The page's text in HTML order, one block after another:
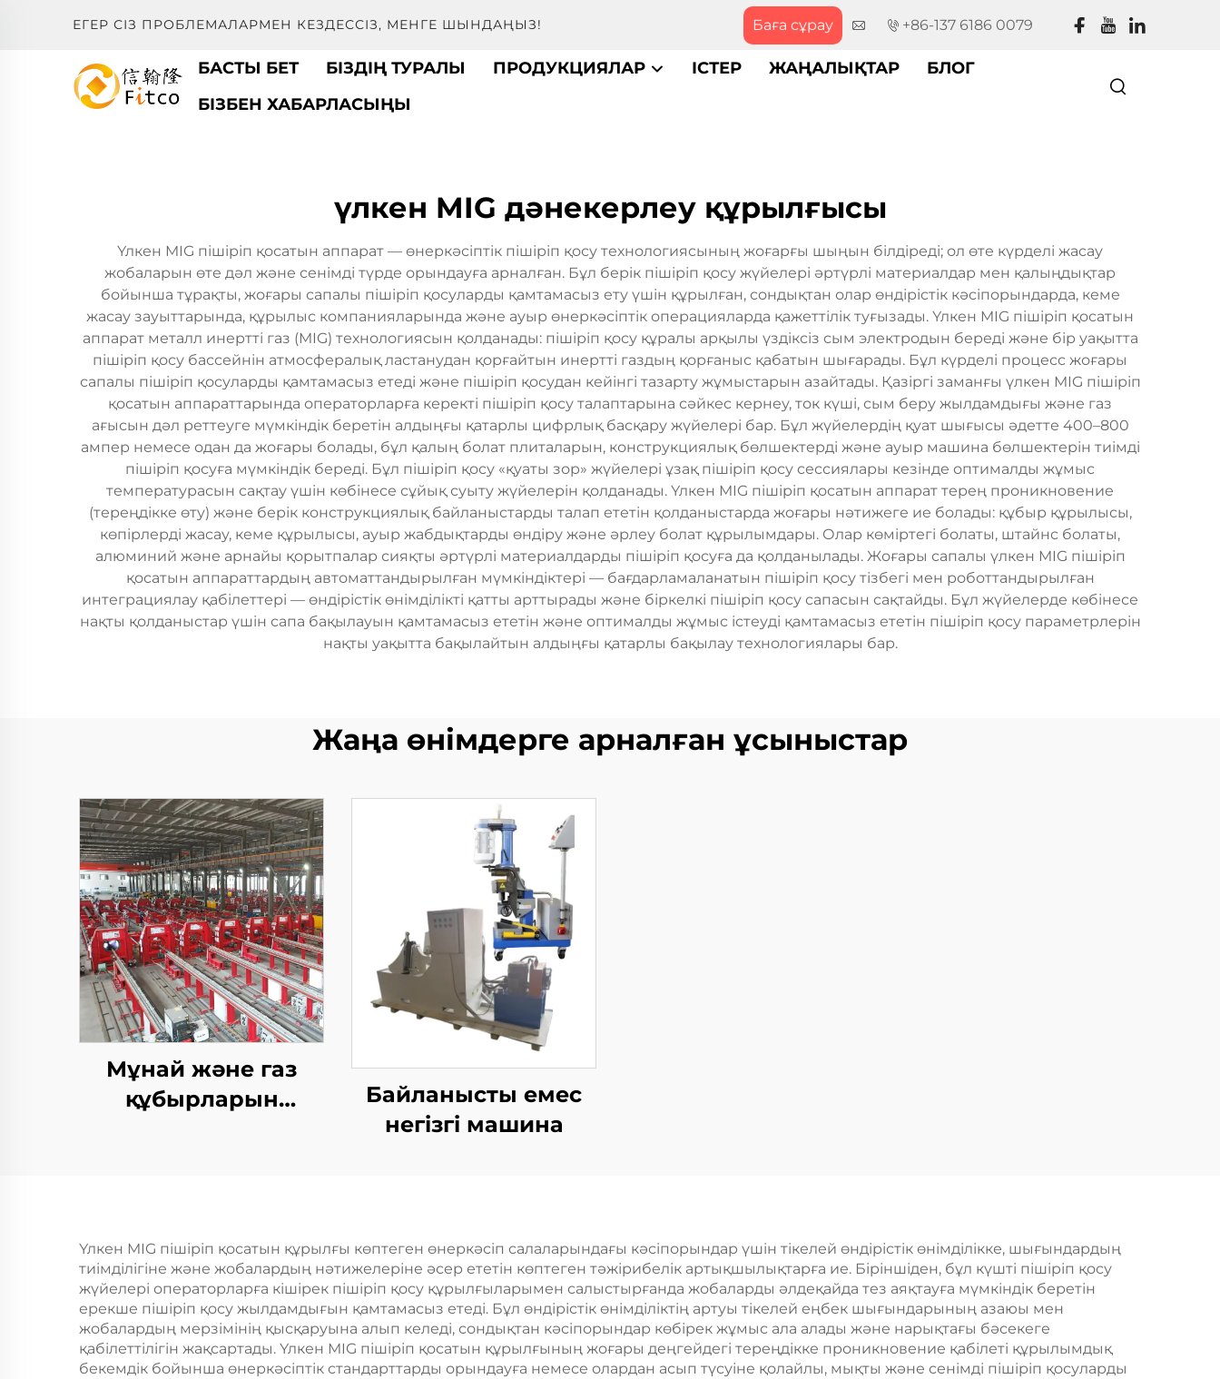
ЕГЕР СІЗ ПРОБЛЕМАЛАРМЕН КЕЗДЕССІЗ, МЕНГЕ ШЫНДАҢЫЗ! Баға сұрау +86-137 6186 0079
БАСТЫ БЕТ БІЗДІҢ ТУРАЛЫ ПРОДУКЦИЯЛАР ІСТЕР ЖАҢАЛЫҚТАР
БЛОГ
БІЗБЕН ХАБАРЛАСЫҢЫ
үлкен MIG дәнекерлеу құрылғысы
Үлкен MIG пішіріп қосатын аппарат — өнеркәсіптік пішіріп қосу технологиясының жоғарғы шыңын білдіреді; ол өте күрделі жасау
жобаларын өте дәл және сенімді түрде орындауға арналған. Бұл берік пішіріп қосу жүйелері әртүрлі материалдар мен қалыңдықтар
бойынша тұрақты, жоғары сапалы пішіріп қосуларды қамтамасыз ету үшін құрылған, сондықтан олар өндірістік кәсіпорындарда, кеме
жасау зауыттарында, құрылыс компанияларында және ауыр өнеркәсіптік операцияларда қажеттілік туғызады. Үлкен MIG пішіріп қосатын
аппарат металл инертті газ (MIG) технологиясын қолданады: пішіріп қосу құралы арқылы үздіксіз сым электродын береді және бір уақытта
пішіріп қосу бассейнін атмосфералық ластанудан қорғайтын инертті газдың қорғаныс қабатын шығарады. Бұл күрделі процесс жоғары
сапалы пішіріп қосуларды қамтамасыз етеді және пішіріп қосудан кейінгі тазарту жұмыстарын азайтады. Қазіргі заманғы үлкен MIG пішіріп
қосатын аппараттарында операторларға керекті пішіріп қосу талаптарына сәйкес кернеу, ток күші, сым беру жылдамдығы және газ
ағысын дәл реттеуге мүмкіндік беретін алдыңғы қатарлы цифрлық басқару жүйелері бар. Бұл жүйелердің қуат шығысы әдетте 400–800
ампер немесе одан да жоғары болады, бұл қалың болат плиталарын, конструкциялық бөлшектерді және ауыр машина бөлшектерін тиімді
пішіріп қосуға мүмкіндік береді. Бұл пішіріп қосу «қуаты зор» жүйелері ұзақ пішіріп қосу сессиялары кезінде оптималды жұмыс
температурасын сақтау үшін көбінесе сұйық суыту жүйелерін қолданады. Үлкен MIG пішіріп қосатын аппарат терең проникновение
(тереңдікке өту) және берік конструкциялық байланыстарды талап ететін қолданыстарда жоғары нәтижеге ие болады: құбыр құрылысы,
көпірлерді жасау, кеме құрылысы, ауыр жабдықтарды өндіру және әрлеу болат құрылымдары. Олар көміртегі болаты, штайнс болаты,
алюминий және арнайы қорытпалар сияқты әртүрлі материалдарды пішіріп қосуға да қолданылады. Жоғары сапалы үлкен MIG пішіріп
қосатын аппараттардың автоматтандырылған мүмкіндіктері — бағдарламаланатын пішіріп қосу тізбегі мен роботтандырылған
интеграциялау қабілеттері — өндірістік өнімділікті қатты арттырады және біркелкі пішіріп қосу сапасын сақтайды. Бұл жүйелерде көбінесе
нақты қолданыстар үшін сапа бақылауын қамтамасыз ететін және оптималды жұмыс істеуді қамтамасыз ететін пішіріп қосу параметрлерін
нақты уақытта бақылайтын алдыңғы қатарлы бақылау технологиялары бар.
Жаңа өнімдерге арналған ұсыныстар
Мұнай және газ
құбырларын
Байланысты емес
негізгі машина
Үлкен MIG пішіріп қосатын құрылғы көптеген өнеркәсіп салаларындағы кәсіпорындар үшін тікелей өндірістік өнімділікке, шығындардың
тиімділігіне және жобалардың нәтижелеріне әсер ететін көптеген тәжірибелік артықшылықтарға ие. Біріншіден, бұл күшті пішіріп қосу
жүйелері операторларға кішірек пішіріп қосу құрылғыларымен салыстырғанда жобаларды әлдеқайда тез аяқтауға мүмкіндік беретін
ерекше пішіріп қосу жылдамдығын қамтамасыз етеді. Бұл өндірістік өнімділіктің артуы тікелей еңбек шығындарының азаюы мен
жобалардың мерзімінің қысқаруына алып келеді, сондықтан кәсіпорындар көбірек жұмыс ала алады және нарықтағы бәсекеге
қабілеттілігін жақсартады. Үлкен MIG пішіріп қосатын құрылғының жоғары деңгейдегі тереңдікке проникновение қабілеті құрылымдық
бекемдік бойынша өнеркәсіптік стандарттарды орындауға немесе олардан асып түсуіне қолайлы, мықты және сенімді пішіріп қосуларды